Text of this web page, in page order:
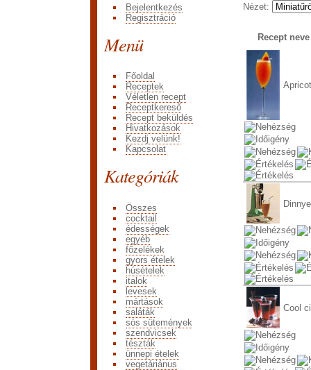
Bejelentkezés
Regisztráció
Menü
Főoldal
Receptek
Véletlen recept
Receptkereső
Recept beküldés
Hivatkozások
Kezdj velünk!
Kapcsolat
Kategóriák
Összes
cocktail
édességek
egyéb
főzelékek
gyors ételek
húsételek
italok
levesek
mártások
saláták
sós sütemények
szendvicsek
tészták
ünnepi ételek
vegetáriánus
Nézet:
Recept
Cool